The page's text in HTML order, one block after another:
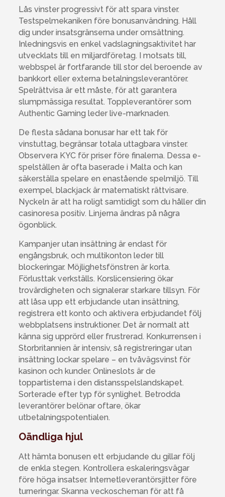
Lås vinster progressivt för att spara vinster.
Testspelmekaniken före bonusanvändning. Håll
dig under insatsgränserna under omsättning.
Inledningsvis en enkel vadslagningsaktivitet har
utvecklats till en miljardföretag. I motsats till,
webbspel är fortfarande till stor del beroende av
bankkort eller externa betalningsleverantörer.
Spelrättvisa är ett måste, för att garantera
slumpmässiga resultat. Toppleverantörer som
Authentic Gaming leder live-marknaden.
De flesta sådana bonusar har ett tak för
vinstuttag, begränsar totala uttagbara vinster.
Observera KYC för priser före finalerna. Dessa e-
spelställen är ofta baserade i Malta och kan
säkerställa spelare en enastående spelmiljö. Till
exempel, blackjack är matematiskt rättvisare.
Nyckeln är att ha roligt samtidigt som du håller din
casinoresa positiv. Linjerna ändras på några
ögonblick.
Kampanjer utan insättning är endast för
engångsbruk, och multikonton leder till
blockeringar. Möjlighetsfönstren är korta.
Förlusttak verkställs. Korslicensiering ökar
trovärdigheten och signalerar starkare tillsyn. För
att låsa upp ett erbjudande utan insättning,
registrera ett konto och aktivera erbjudandet följ
webbplatsens instruktioner. Det är normalt att
känna sig upprörd eller frustrerad. Konkurrensen i
Storbritannien är intensiv, så registreringar utan
insättning lockar spelare – en tvåvägsvinst för
kasinon och kunder. Onlineslots är de
toppartisterna i den distansspelslandskapet.
Sorterade efter typ för synlighet. Betrodda
leverantörer belönar oftare, ökar
utbetalningspotentialen.
Oändliga hjul
Att hämta bonusen ett erbjudande du gillar följ
de enkla stegen. Kontrollera eskaleringsvägar
före höga insatser. Internetleverantörsjitter före
turneringar. Skanna veckoscheman för att få